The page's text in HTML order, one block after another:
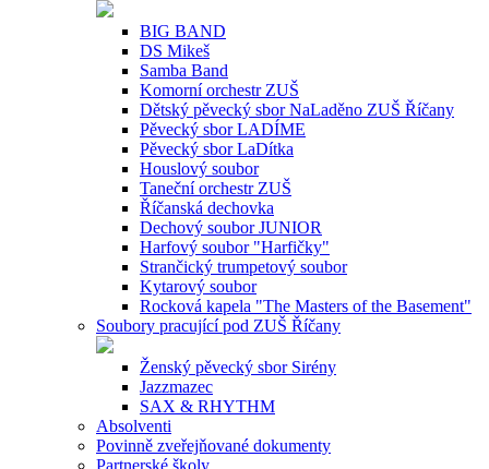
BIG BAND
DS Mikeš
Samba Band
Komorní orchestr ZUŠ
Dětský pěvecký sbor NaLaděno ZUŠ Říčany
Pěvecký sbor LADÍME
Pěvecký sbor LaDítka
Houslový soubor
Taneční orchestr ZUŠ
Říčanská dechovka
Dechový soubor JUNIOR
Harfový soubor "Harfičky"
Strančický trumpetový soubor
Kytarový soubor
Rocková kapela "The Masters of the Basement"
Soubory pracující pod ZUŠ Říčany
Ženský pěvecký sbor Sirény
Jazzmazec
SAX & RHYTHM
Absolventi
Povinně zveřejňované dokumenty
Partnerské školy